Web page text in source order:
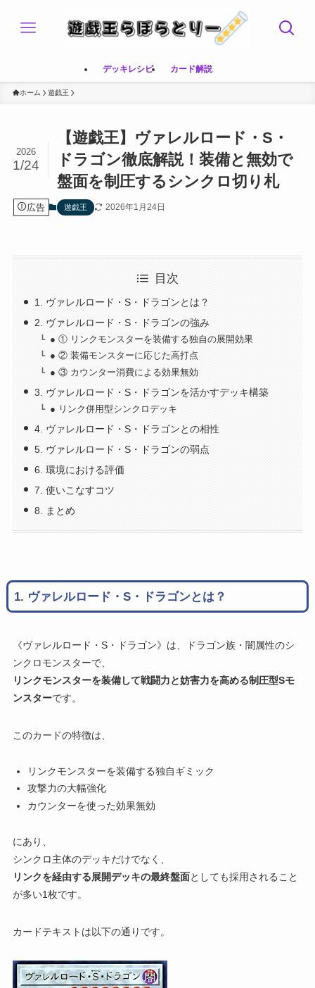
デッキレシピ カード解説
ホーム 遊戯王
【遊戯王】ヴァレルロード・S・
ドラゴン徹底解説！装備と無効で
盤面を制圧するシンクロ切り札
2026
1/24
広告 遊戯王 2026年1月24日
目次
1. ヴァレルロード・S・ドラゴンとは？
2. ヴァレルロード・S・ドラゴンの強み
● ① リンクモンスターを装備する独自の展開効果
● ② 装備モンスターに応じた高打点
● ③ カウンター消費による効果無効
3. ヴァレルロード・S・ドラゴンを活かすデッキ構築
● リンク併用型シンクロデッキ
4. ヴァレルロード・S・ドラゴンとの相性
5. ヴァレルロード・S・ドラゴンの弱点
6. 環境における評価
7. 使いこなすコツ
8. まとめ
1. ヴァレルロード・S・ドラゴンとは？
《ヴァレルロード・S・ドラゴン》は、ドラゴン族・闇属性のシ
ンクロモンスターで、
リンクモンスターを装備して戦闘力と妨害力を高める制圧型Sモ
ンスターです。
このカードの特徴は、
リンクモンスターを装備する独自ギミック
攻撃力の大幅強化
カウンターを使った効果無効
にあり、
シンクロ主体のデッキだけでなく、
リンクを経由する展開デッキの最終盤面としても採用されること
が多い1枚です。
カードテキストは以下の通りです。